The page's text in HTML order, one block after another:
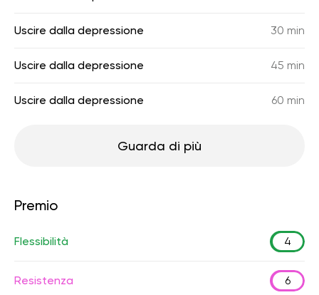
Uscire dalla depressione 30 min
Uscire dalla depressione 45 min
Uscire dalla depressione 60 min
Guarda di più
Premio
Flessibilità 4
Resistenza 6